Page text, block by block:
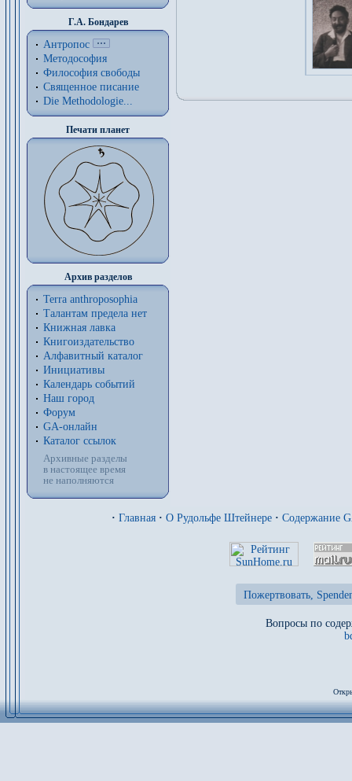
Г.А. Бондарев
Антропос
Методософия
Философия cвободы
Священное писание
Die Methodologie...
Печати планет
Архив разделов
Terra anthroposophia
Талантам предела нет
Книжная лавка
Книгоиздательство
Алфавитный каталог
Инициативы
Календарь событий
Наш город
Форум
GA-онлайн
Каталог ссылок
Архивные разделы
в настоящее время
не наполняются
· Главная · О Рудольфе Штейнере · Содержание
Пожертвовать,
Вопросы по